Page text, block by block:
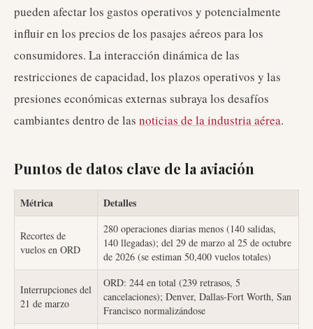
pueden afectar los gastos operativos y potencialmente
influir en los precios de los pasajes aéreos para los
consumidores. La interacción dinámica de las
restricciones de capacidad, los plazos operativos y las
presiones económicas externas subraya los desafíos
cambiantes dentro de las noticias de la industria aérea.
Puntos de datos clave de la aviación
Métrica Detalles
Recortes de
vuelos en ORD
280 operaciones diarias menos (140 salidas,
140 llegadas); del 29 de marzo al 25 de octubre
de 2026 (se estiman 50,400 vuelos totales)
Interrupciones del
21 de marzo
ORD: 244 en total (239 retrasos, 5
cancelaciones); Denver, Dallas-Fort Worth, San
Francisco normalizándose